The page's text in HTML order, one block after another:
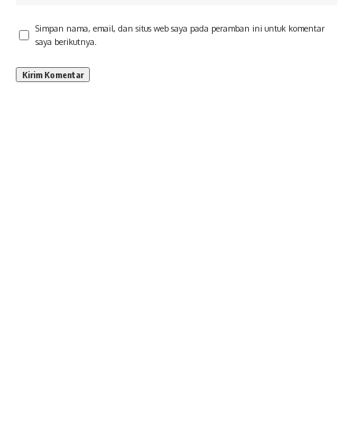
Simpan nama, email, dan situs web saya pada peramban ini untuk komentar
saya berikutnya.